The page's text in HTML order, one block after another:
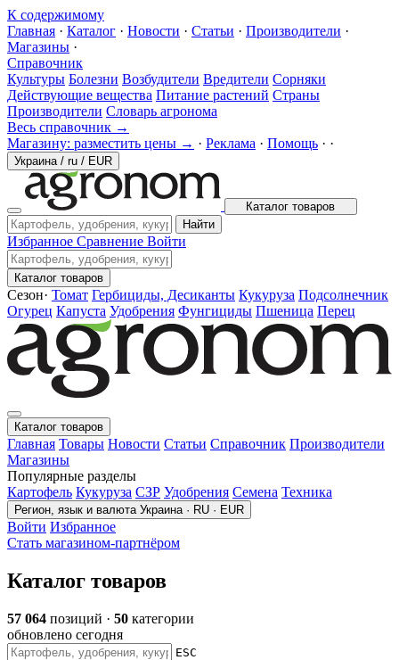
К содержимому
Главная · Каталог · Новости · Статьи · Производители ·
Магазины ·
Справочник
Культуры Болезни Возбудители Вредители Сорняки
Действующие вещества Питание растений Страны
Производители Словарь агронома
Весь справочник →
Магазину: разместить цены → · Реклама · Помощь · ·
Украина / ru / EUR
Каталог товаров
Найти
Избранное Сравнение Войти
Каталог товаров
Сезон· Томат Гербициды, Десиканты Кукуруза Подсолнечник
Огурец Капуста Удобрения Фунгициды Пшеница Перец
Каталог товаров
Главная Товары Новости Статьи Справочник Производители
Магазины
Популярные разделы
Картофель Кукуруза СЗР Удобрения Семена Техника
Регион, язык и валюта Украина · RU · EUR
Войти Избранное
Стать магазином-партнёром
Каталог товаров
57 064 позиций · 50 категории
обновлено сегодня
ESC